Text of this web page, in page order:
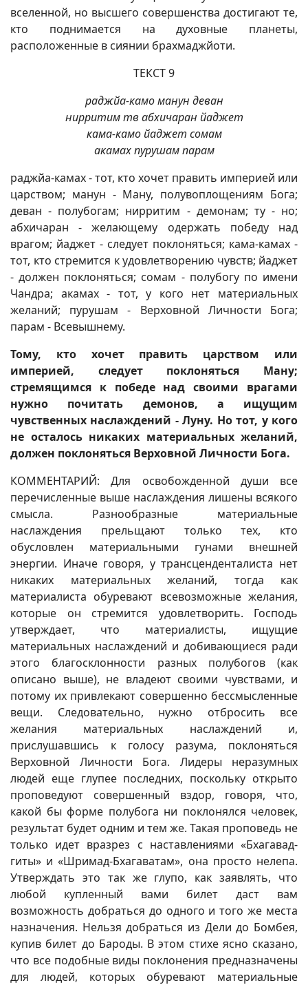
вселенной, но высшего совершенства достигают те,
кто поднимается на духовные планеты,
расположенные в сиянии брахмаджйоти.
ТЕКСТ 9
раджйа-камо манун деван
нирритим тв абхичаран йаджет
кама-камо йаджет сомам
акамах пурушам парам
раджйа-камах - тот, кто хочет править империей или
царством; манун - Ману, полувоплощениям Бога;
деван - полубогам; нирритим - демонам; ту - но;
абхичаран - желающему одержать победу над
врагом; йаджет - следует поклоняться; кама-камах -
тот, кто стремится к удовлетворению чувств; йаджет
- должен поклоняться; сомам - полубогу по имени
Чандра; акамах - тот, у кого нет материальных
желаний; пурушам - Верховной Личности Бога;
парам - Всевышнему.
Тому, кто хочет править царством или
империей, следует поклоняться Ману;
стремящимся к победе над своими врагами
нужно почитать демонов, а ищущим
чувственных наслаждений - Луну. Но тот, у кого
не осталось никаких материальных желаний,
должен поклоняться Верховной Личности Бога.
КОММЕНТАРИЙ: Для освобожденной души все
перечисленные выше наслаждения лишены всякого
смысла. Разнообразные материальные
наслаждения прельщают только тех, кто
обусловлен материальными гунами внешней
энергии. Иначе говоря, у трансценденталиста нет
никаких материальных желаний, тогда как
материалиста обуревают всевозможные желания,
которые он стремится удовлетворить. Господь
утверждает, что материалисты, ищущие
материальных наслаждений и добивающиеся ради
этого благосклонности разных полубогов (как
описано выше), не владеют своими чувствами, и
потому их привлекают совершенно бессмысленные
вещи. Следовательно, нужно отбросить все
желания материальных наслаждений и,
прислушавшись к голосу разума, поклоняться
Верховной Личности Бога. Лидеры неразумных
людей еще глупее последних, поскольку открыто
проповедуют совершенный вздор, говоря, что,
какой бы форме полубога ни поклонялся человек,
результат будет одним и тем же. Такая проповедь не
только идет вразрез с наставлениями «Бхагавад-
гиты» и «Шримад-Бхагаватам», она просто нелепа.
Утверждать это так же глупо, как заявлять, что
любой купленный вами билет даст вам
возможность добраться до одного и того же места
назначения. Нельзя добраться из Дели до Бомбея,
купив билет до Бароды. В этом стихе ясно сказано,
что все подобные виды поклонения предназначены
для людей, которых обуревают материальные